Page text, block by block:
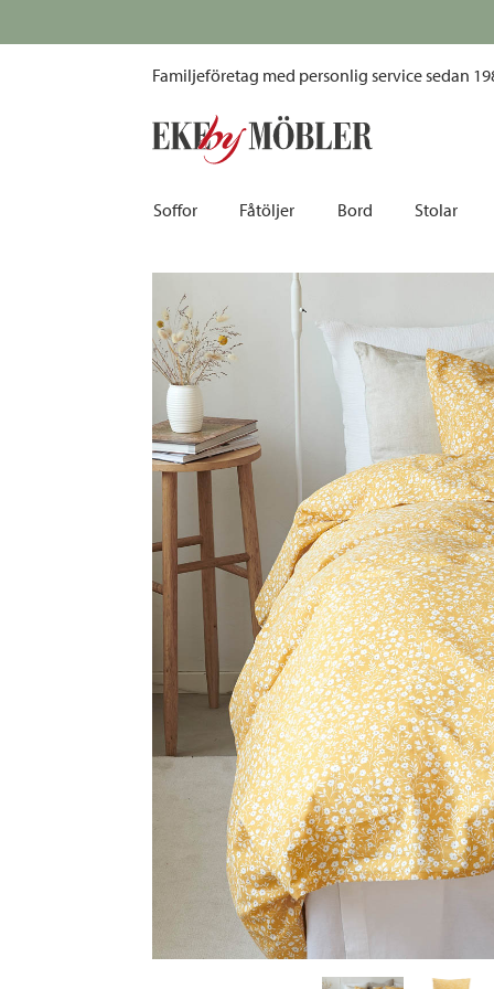
Familjeföretag med personlig service sedan
Soffor
Bäddsoffor
Divansoffor
Howardsoffor
Hörnsoffor
Soffor 2-sits | 3-sits | 4-sits
Skinnsoffor
Sammetssoffor
Soffgrupper
Tygsoffor
Tillbehör till soffa
Fåtöljer
Fåtöljer i sammet
Fåtöljer med fotpallar
Reclinerfåtöljer
Tygfåtöljer
Tillbehör till fåtölj
Bord
Matgrupper
Skrivbord
Småbord | Sidobord
Soffbord
Stolar
Pallar |
Stolsdynor
Trästolar
Tygstolar